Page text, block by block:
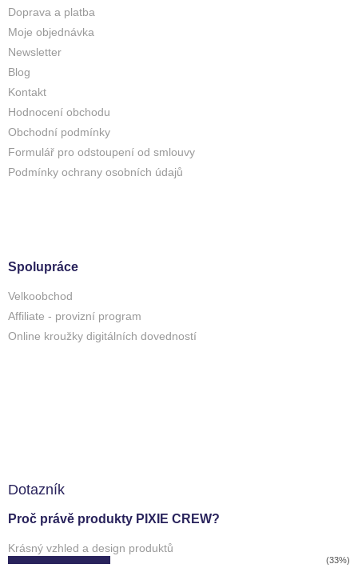
Doprava a platba
Moje objednávka
Newsletter
Blog
Kontakt
Hodnocení obchodu
Obchodní podmínky
Formulář pro odstoupení od smlouvy
Podmínky ochrany osobních údajů
Spolupráce
Velkoobchod
Affiliate - provizní program
Online kroužky digitálních dovedností
Dotazník
Proč právě produkty PIXIE CREW?
Krásný vzhled a design produktů
(33%)